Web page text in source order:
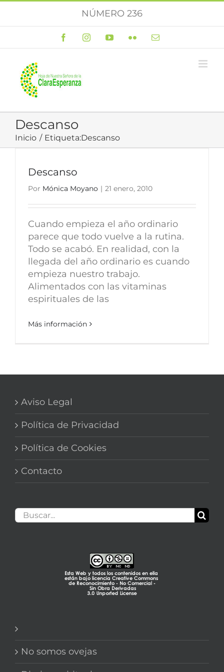
NÚMERO 236
FacebookInstagramYouTubeFlickr Correo
Descanso
Inicio Etiqueta:Descanso
Descanso
Por Mónica Moyano | 21 enero, 2010
Cuando empieza el año ordinario
parece que todo vuelve a la rutina.
Todo se acabó. En realidad, con la
llegada del año ordinario es cuando
empieza nuestro trabajo.
Alimentados con las vitaminas
espirituales de las
Más información
Aviso Legal
Política de Privacidad
Política de Cookies
Contacto
Buscar:
No somos ovejas